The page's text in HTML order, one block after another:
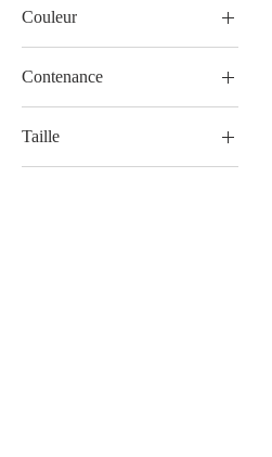
Couleur
Contenance
500 ml
Taille